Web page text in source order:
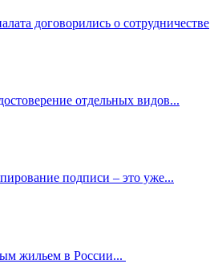
договорились о сотрудничестве
отдельных видов...
подписи – это уже...
жильем в России...